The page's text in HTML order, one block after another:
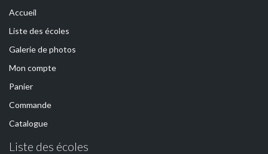
Accueil
Liste des écoles
Galerie de photos
Mon compte
Panier
Commande
Catalogue
Liste des écoles